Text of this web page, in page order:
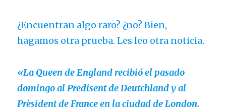
¿Encuentran algo raro? ¿no? Bien,
hagamos otra prueba. Les leo otra noticia.
«La Queen de England recibió el pasado
domingo al Predisent de Deutchland y al
Prèsident de France en la ciudad de London.